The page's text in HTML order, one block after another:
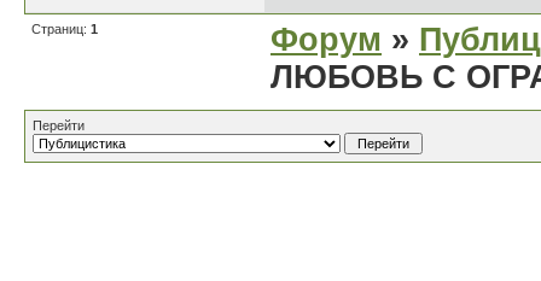
Страниц: 1 Форум »
ЛЮБОВЬ С
Перейти